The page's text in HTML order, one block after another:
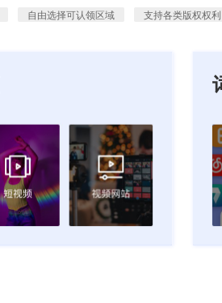
自由选择可认领区域 支持各类版权权利